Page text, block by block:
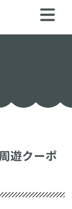
遊クーポ